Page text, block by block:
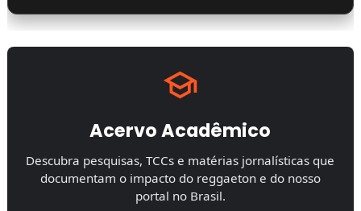
Acervo Acadêmico
Descubra pesquisas, TCCs e matérias jornalísticas que
documentam o impacto do reggaeton e do nosso
portal no Brasil.